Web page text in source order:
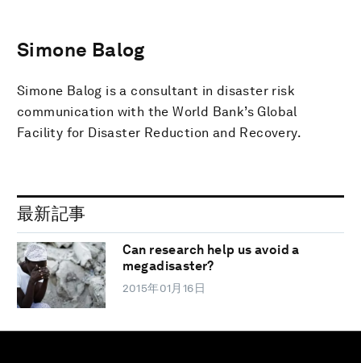
Simone Balog
Simone Balog is a consultant in disaster risk
communication with the World Bank’s Global
Facility for Disaster Reduction and Recovery.
最新記事
Can research help us avoid a
megadisaster?
2015年01月16日